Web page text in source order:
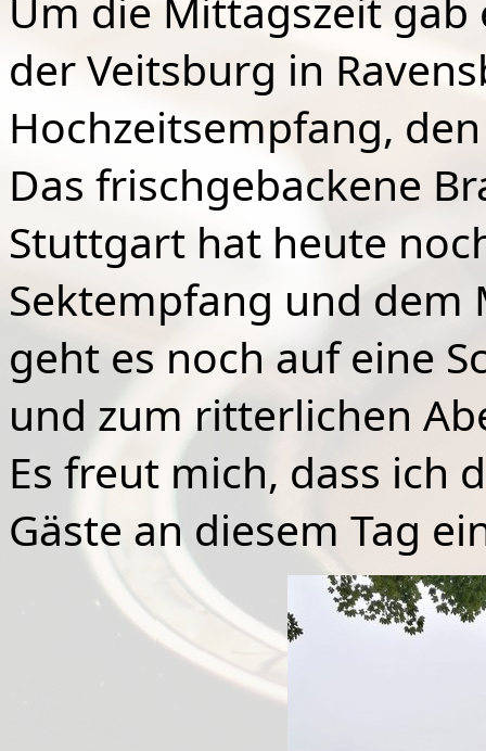
Um die Mittagszeit
der Veitsburg in
Hochzeitsempfang,
Das frischgebackene
Stuttgart hat heute
Sektempfang und dem
geht es noch auf eine
und zum ritterlichen
Es freut mich, dass ich
Gäste an diesem Tag